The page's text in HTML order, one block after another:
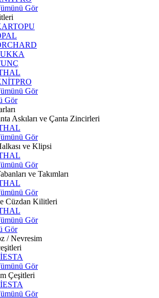
Gör
Gör
Gör
Askıları ve Çanta Zincirleri
Gör
ve Klipsi
Gör
ve Takımları
Gör
Cüzdan Kilitleri
Gör
Gör
/ Nevresim
Gör
Çeşitleri
Gör